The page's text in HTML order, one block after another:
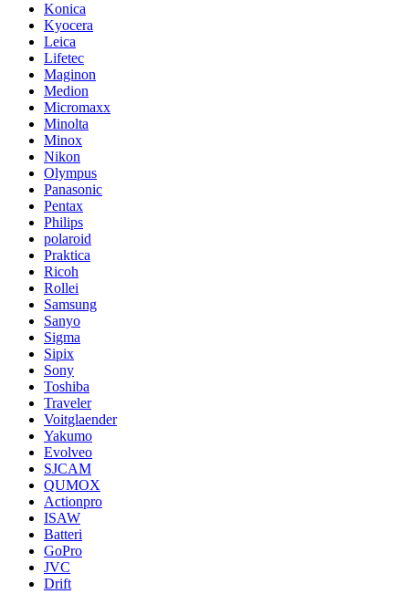
Konica
Kyocera
Leica
Lifetec
Maginon
Medion
Micromaxx
Minolta
Minox
Nikon
Olympus
Panasonic
Pentax
Philips
polaroid
Praktica
Ricoh
Rollei
Samsung
Sanyo
Sigma
Sipix
Sony
Toshiba
Traveler
Voitglaender
Yakumo
Evolveo
SJCAM
QUMOX
Actionpro
ISAW
Batteri
GoPro
JVC
Drift